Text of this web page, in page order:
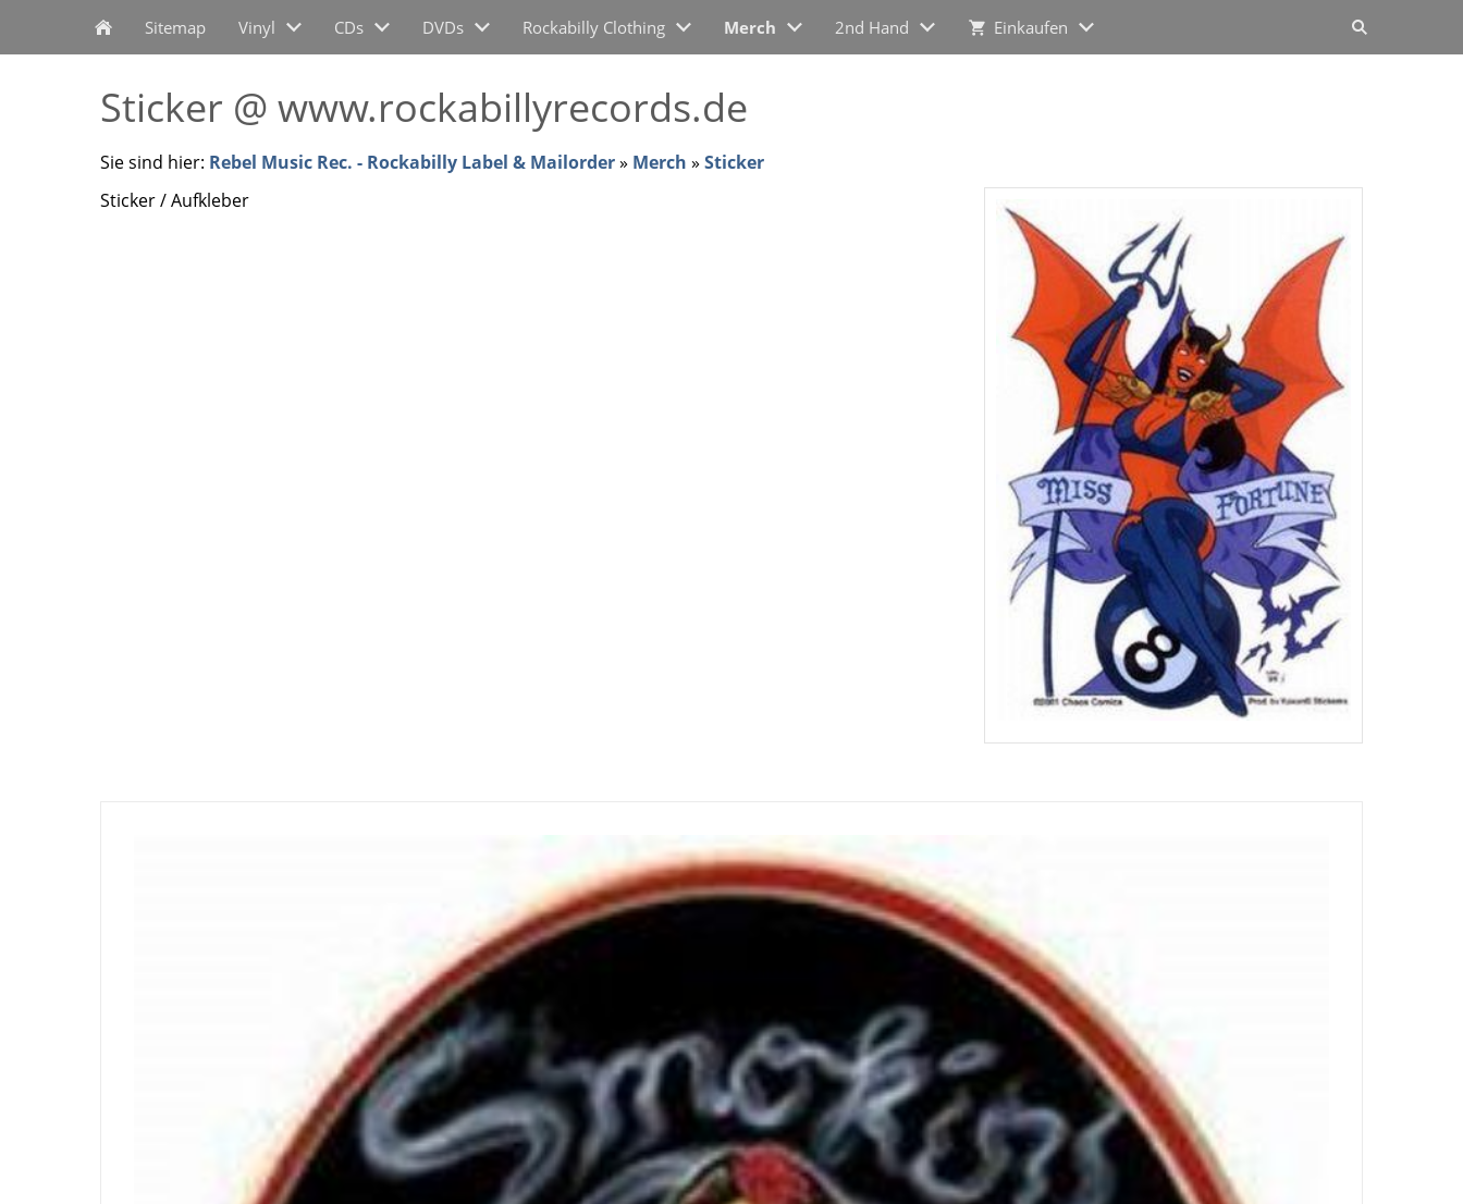
Sitemap Vinyl CDs DVDs Rockabilly Clothing Merch 2nd Hand Einkaufen
Sticker @ www.rockabillyrecords.de
Sie sind hier: Rebel Music Rec. - Rockabilly Label & Mailorder» Merch » Sticker
Sticker / Aufkleber